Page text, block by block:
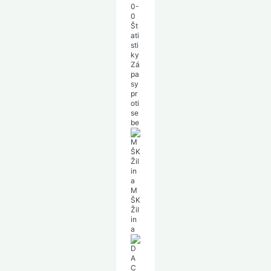
0-
0
Št
ati
sti
ky
Zá
pa
sy
pr
oti
se
be
M
ŠK
Žil
in
a